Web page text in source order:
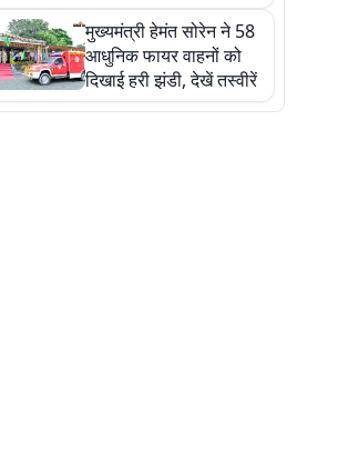
मुख्यमंत्री हेमंत सोरेन ने 58
आधुनिक फायर वाहनों को
दिखाई हरी झंडी, देखें तस्वीरें